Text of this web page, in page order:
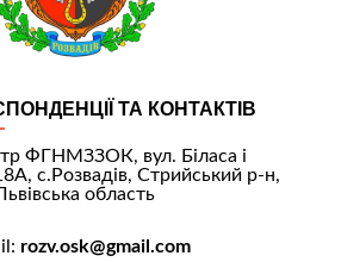
ТА КОНТАКТІВ
ФГНМЗЗОК, вул. Біласа і
с.Розвадів, Стрийський р-н,
область
rozv.osk@gmail.com